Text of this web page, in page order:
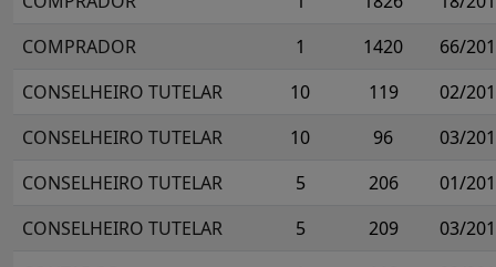
COMPRADOR
1 1420
66/
CONSELHEIRO TUTELAR
10 119
02/
CONSELHEIRO TUTELAR
10 96
03/
CONSELHEIRO TUTELAR
5 206
01/
CONSELHEIRO TUTELAR
5 209
03/